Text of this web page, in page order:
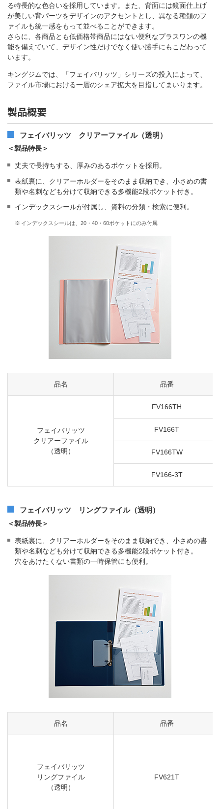
る特長的な色合いを採用しています。また、背面には鏡面仕上げ
が美しい背パーツをデザインのアクセントとし、異なる種類のフ
ァイルも統一感をもって並べることができます。
さらに、各商品とも低価格帯商品にはない便利なプラスワンの機
能を備えていて、デザイン性だけでなく使い勝手にもこだわって
います。
キングジムでは、「フェイバリッツ」シリーズの投入によって、
ファイル市場における一層のシェア拡大を目指してまいります。
製品概要
フェイバリッツ クリアーファイル（透明）
＜製品特長＞
丈夫で長持ちする、厚みのあるポケットを採用。
表紙裏に、クリアーホルダーをそのまま収納でき、小さめの書
類や名刺なども分けて収納できる多機能2段ポケット付き。
インデックスシールが付属し、資料の分類・検索に便利。
※ インデックスシールは、20・40・60ポケットにのみ付属
品名 品番
フェイバリッツ
クリアーファイル
（透明）
FV166TH
FV166T
FV166TW
FV166-3T
フェイバリッツ リングファイル（透明）
＜製品特長＞
表紙裏に、クリアーホルダーをそのまま収納でき、小さめの書
類や名刺なども分けて収納できる多機能2段ポケット付き。
穴をあけたくない書類の一時保管にも便利。
品名 品番
フェイバリッツ
リングファイル
（透明）
FV621T